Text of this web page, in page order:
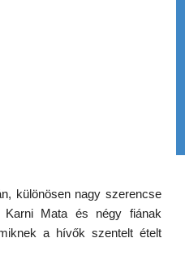
különösen nagy szerencse
Karni Mata és négy fiának
a hívők szentelt ételt